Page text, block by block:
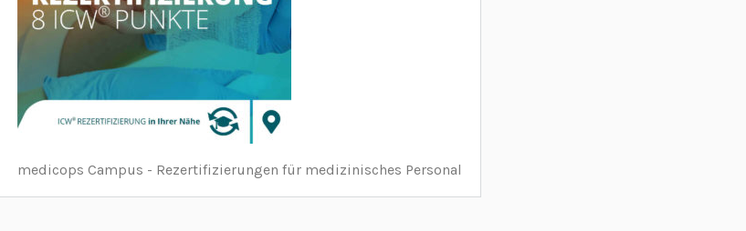
medicops Campus - Rezertifizierungen für medizinisches Personal